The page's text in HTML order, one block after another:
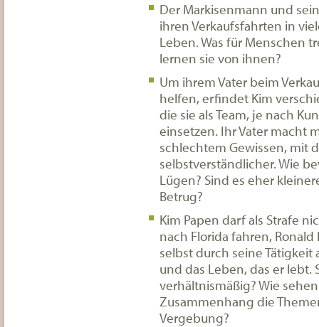
Der Markisenmann und
ihren Verkaufsfahrten in
Leben. Was für Menschen
lernen sie von ihnen?
Um ihrem Vater beim
helfen, erfindet Kim
die sie als Team, je nach
einsetzen. Ihr Vater macht
schlechtem Gewissen, mit
selbstverständlicher. Wie
Lügen? Sind es eher
Betrug?
Kim Papen darf als Strafe
nach Florida fahren,
selbst durch seine Tätigkeit
und das Leben, das er lebt.
verhältnismäßig? Wie
Zusammenhang die
Vergebung?